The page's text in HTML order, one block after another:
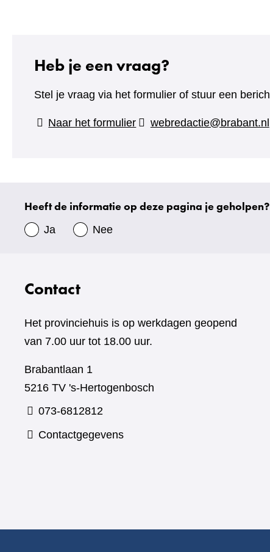
Heb je een vraag?
Stel je vraag via het formulier of stuur een
Naar het formulier(verwijst
webredactie@brabant.nl
Uw
gegevens
Heeft de informatie op deze pagina je geholpen?
Ja Nee
Contact
Het provinciehuis is op werkdagen geopend
van 7.00 uur tot 18.00 uur.
Brabantlaan 1
5216 TV 's-Hertogenbosch
073-6812812
Contactgegevens